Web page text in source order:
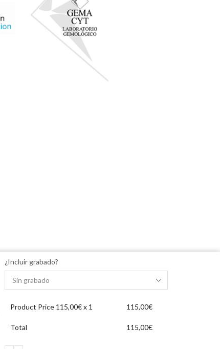
¿Incluir grabado?
Product Price 115,00€ x 1 115,00€
Total 115,00€